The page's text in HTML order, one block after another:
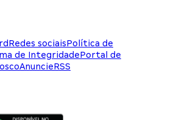
Redes sociaisPolítica de
de IntegridadePortal de
AnuncieRSS